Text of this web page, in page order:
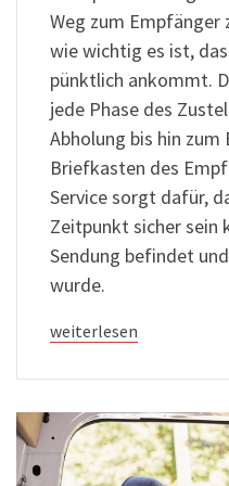
Weg zum Empfänger
wie wichtig es ist,
pünktlich ankommt.
jede Phase des
Abholung bis hin zum
Briefkasten des
Service sorgt dafür,
Zeitpunkt sicher sein
Sendung befindet
wurde.
weiterlesen